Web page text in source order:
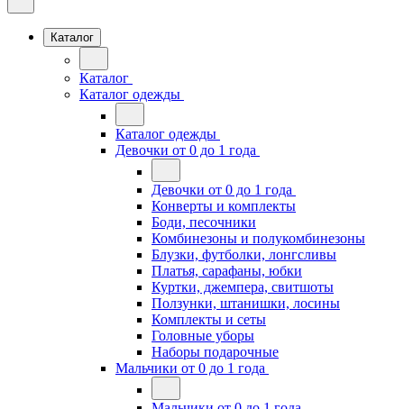
Каталог
Каталог
Каталог одежды
Каталог одежды
Девочки от 0 до 1 года
Девочки от 0 до 1 года
Конверты и комплекты
Боди, песочники
Комбинезоны и полукомбинезоны
Блузки, футболки, лонгсливы
Платья, сарафаны, юбки
Куртки, джемпера, свитшоты
Ползунки, штанишки, лосины
Комплекты и сеты
Головные уборы
Наборы подарочные
Мальчики от 0 до 1 года